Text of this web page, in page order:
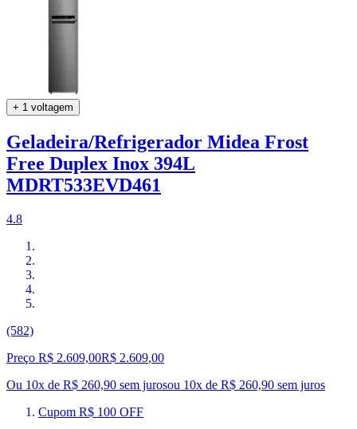
+ 1 voltagem
Geladeira/Refrigerador Midea Frost
Free Duplex Inox 394L
MDRT533EVD461
4.8
(582)
Preço R$ 2.609,00R$ 2.609,00
Ou 10x de R$ 260,90 sem jurosou 10x de R$ 260,90 sem juros
Cupom R$ 100 OFF